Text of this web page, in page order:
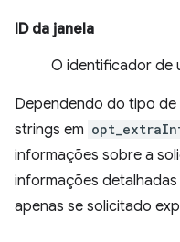
ID da janela
O identificador de
Dependendo do tipo
strings em
informações sobre a
informações
apenas se solicitado